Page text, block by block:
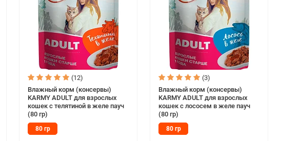
(12)
Влажный корм (консервы)
KARMY ADULT для взрослых
кошек с телятиной в желе пауч
(80 гр)
80 гр
(3)
Влажный корм (консервы)
KARMY ADULT для взрослых
кошек с лососем в желе пауч
(80 гр)
80 гр